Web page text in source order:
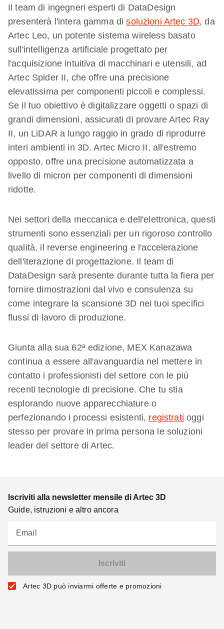
Il team di ingegneri esperti di DataDesign
presenterà l'intera gamma disoluzioni Artec 3D, da
Artec Leo, un potente sistema wireless basato
sull'intelligenza artificiale progettato per
l'acquisizione intuitiva di macchinari e utensili, ad
Artec Spider II, che offre una precisione
elevatissima per componenti piccoli e complessi.
Se il tuo obiettivo è digitalizzare oggetti o spazi di
grandi dimensioni, assicurati di provare Artec Ray
II, un LiDAR a lungo raggio in grado di riprodurre
interi ambienti in 3D. Artec Micro II, all'estremo
opposto, offre una precisione automatizzata a
livello di micron per componenti di dimensioni
ridotte.
Nei settori della meccanica e dell'elettronica, questi
strumenti sono essenziali per un rigoroso controllo
qualità, il reverse engineering e l'accelerazione
dell'iterazione di progettazione. Il team di
DataDesign sarà presente durante tutta la fiera per
fornire dimostrazioni dal vivo e consulenza su
come integrare la scansione 3D nei tuoi specifici
flussi di lavoro di produzione.
Giunta alla sua 62ª edizione, MEX Kanazawa
continua a essere all'avanguardia nel mettere in
contatto i professionisti del settore con le più
recenti tecnologie di precisione. Che tu stia
esplorando nuove apparecchiature o
perfezionando i processi esistenti, registrati oggi
stesso per provare in prima persona le soluzioni
leader del settore di Artec.
Iscriviti alla newsletter mensile di Artec 3D
Guide, istruzioni e altro ancora
Email
Artec 3D può inviarmi offerte e promozioni